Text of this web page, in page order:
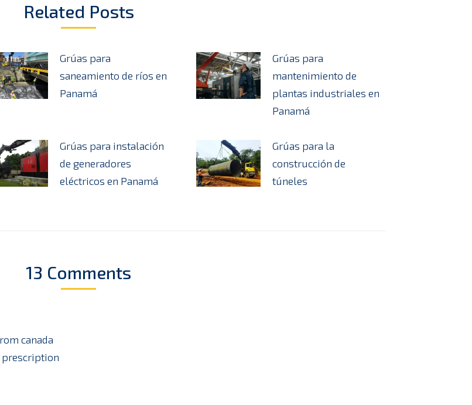
Related Posts
Grúas para
saneamiento de ríos en
Panamá
Grúas para
mantenimiento de
plantas industriales en
Panamá
Grúas para instalación
de generadores
eléctricos en Panamá
Grúas para la
construcción de
túneles
13 Comments
canada